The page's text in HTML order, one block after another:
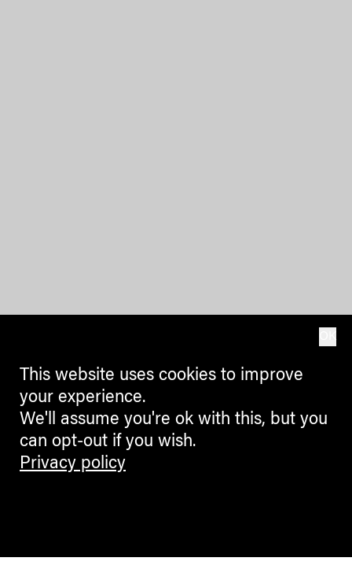
This website uses cookies to improve
your experience.
We'll assume you're ok with this, but you
can opt-out if you wish.
Privacy policy